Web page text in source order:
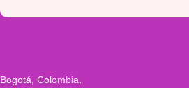
Bogotá, Colombia.